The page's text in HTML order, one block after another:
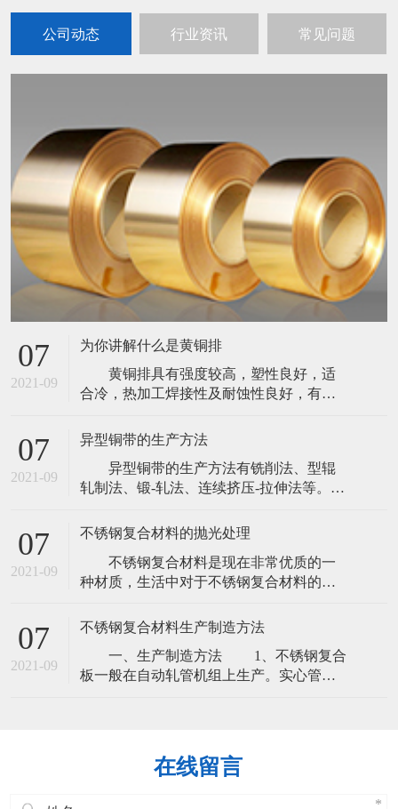
公司动态 行业资讯 常见问题
07
2021-09
为你讲解什么是黄铜排
黄铜排具有强度较高，塑性良好，适
合冷，热加工焊接性及耐蚀性良好，有良
良好，焊接性，耐蚀性良好，由铜锌两种
元素合成的，叫普通黄通，由两种以上元
素合成的叫特殊黄铜，根本其组成的元素
和铜组成的比例，其性能也不同，同时黄
格。
07
2021-09
异型铜带的生产方法
异型铜带的生产方法有铣削法、型辊
轧制法、锻-轧法、连续挤压-拉伸法等。
优点：尺寸精确，没有应力问题。
大。 2、型辊轧制法需铸造相似形的带
坯。 缺点：这种铸造带坯表面质量难
07
2021-09
不锈钢复合材料的抛光处理
不锈钢复合材料是现在非常优质的一
种材质，生活中对于不锈钢复合材料的需
都会有不锈钢复合材料的注意。不锈钢复
一次，复合金属材料厂家就来说一说不锈
钢复合材料的抛光处理。 1、机械抛
07
2021-09
不锈钢复合材料生产制造方法
一、生产制造方法 1、不锈钢复合
板一般在自动轧管机组上生产。实心管坯
断旋转和前进，在轧辊和顶头的作用下，
管坯内部逐渐形成空腔，称毛管。再送至
在线留言